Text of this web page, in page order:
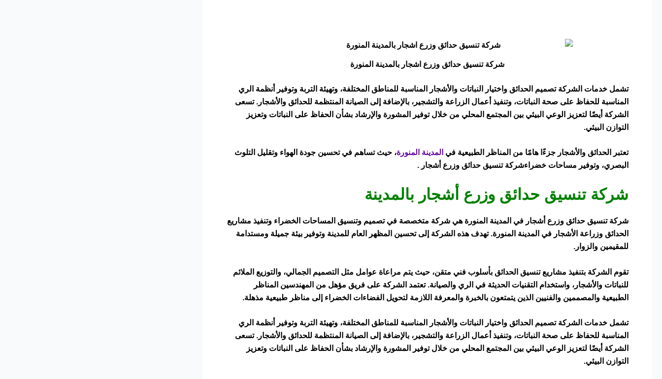
شركة تنسيق حدائق وزرع اشجار بالمدينة المنورة
تشمل خدمات الشركة تصميم الحدائق واختيار النباتات والأشجار المناسبة للمناطق المختلفة، وتهيئة التربة وتوفير أنظمة الري
المناسبة للحفاظ على صحة النباتات، وتنفيذ أعمال الزراعة والتشجير، بالإضافة إلى الصيانة المنتظمة للحدائق والأشجار. تسعى
الشركة أيضًا لتعزيز الوعي البيئي بين المجتمع المحلي من خلال توفير المشورة والإرشاد بشأن الحفاظ على النباتات وتعزيز
التوازن البيئي.
تعتبر الحدائق والأشجار جزءًا هامًا من المناظر الطبيعية في المدينة المنورة، حيث تساهم في تحسين جودة الهواء وتقليل التلوث
البصري، وتوفير مساحات خضراءشركة تنسيق حدائق وزرع أشجار .
شركة تنسيق حدائق وزرع أشجار بالمدينة
شركة تنسيق حدائق وزرع أشجار في المدينة المنورة هي شركة متخصصة في تصميم وتنسيق المساحات الخضراء وتنفيذ مشاريع
الحدائق وزراعة الأشجار في المدينة المنورة. تهدف هذه الشركة إلى تحسين المظهر العام للمدينة وتوفير بيئة جميلة ومستدامة
للمقيمين والزوار.
تقوم الشركة بتنفيذ مشاريع تنسيق الحدائق بأسلوب فني متقن، حيث يتم مراعاة عوامل مثل التصميم الجمالي، والتوزيع الملائم
للنباتات والأشجار، واستخدام التقنيات الحديثة في الري والصيانة. تعتمد الشركة على فريق مؤهل من المهندسين المناظر
الطبيعية والمصممين والفنيين الذين يتمتعون بالخبرة والمعرفة اللازمة لتحويل الفضاءات الخضراء إلى مناظر طبيعية مذهلة.
تشمل خدمات الشركة تصميم الحدائق واختيار النباتات والأشجار المناسبة للمناطق المختلفة، وتهيئة التربة وتوفير أنظمة الري
المناسبة للحفاظ على صحة النباتات، وتنفيذ أعمال الزراعة والتشجير، بالإضافة إلى الصيانة المنتظمة للحدائق والأشجار. تسعى
الشركة أيضًا لتعزيز الوعي البيئي بين المجتمع المحلي من خلال توفير المشورة والإرشاد بشأن الحفاظ على النباتات وتعزيز
التوازن البيئي.